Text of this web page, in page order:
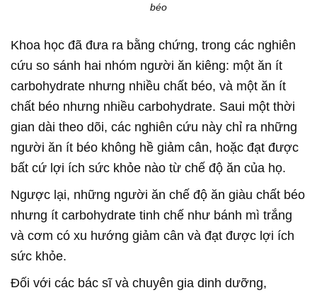
béo
Khoa học đã đưa ra bằng chứng, trong các nghiên
cứu so sánh hai nhóm người ăn kiêng: một ăn ít
carbohydrate nhưng nhiều chất béo, và một ăn ít
chất béo nhưng nhiều carbohydrate. Saui một thời
gian dài theo dõi, các nghiên cứu này chỉ ra những
người ăn ít béo không hề giảm cân, hoặc đạt được
bất cứ lợi ích sức khỏe nào từ chế độ ăn của họ.
Ngược lại, những người ăn chế độ ăn giàu chất béo
nhưng ít carbohydrate tinh chế như bánh mì trắng
và cơm có xu hướng giảm cân và đạt được lợi ích
sức khỏe.
Đối với các bác sĩ và chuyên gia dinh dưỡng,